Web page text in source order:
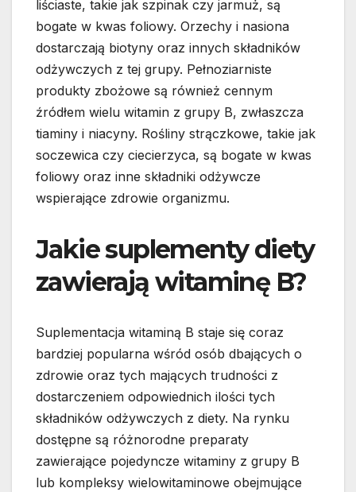
liściaste, takie jak szpinak czy jarmuż, są
bogate w kwas foliowy. Orzechy i nasiona
dostarczają biotyny oraz innych składników
odżywczych z tej grupy. Pełnoziarniste
produkty zbożowe są również cennym
źródłem wielu witamin z grupy B, zwłaszcza
tiaminy i niacyny. Rośliny strączkowe, takie jak
soczewica czy ciecierzyca, są bogate w kwas
foliowy oraz inne składniki odżywcze
wspierające zdrowie organizmu.
Jakie suplementy diety
zawierają witaminę B?
Suplementacja witaminą B staje się coraz
bardziej popularna wśród osób dbających o
zdrowie oraz tych mających trudności z
dostarczeniem odpowiednich ilości tych
składników odżywczych z diety. Na rynku
dostępne są różnorodne preparaty
zawierające pojedyncze witaminy z grupy B
lub kompleksy wielowitaminowe obejmujące